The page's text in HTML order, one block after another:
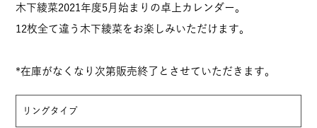
木下綾菜2021年度5月始まりの卓上カレンダー。
12枚全て違う木下綾菜をお楽しみいただけます。
*在庫がなくなり次第販売終了とさせていただきます。
リングタイプ